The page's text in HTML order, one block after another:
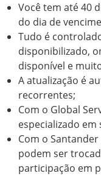
Você tem até 40
do dia de
Tudo é
disponibilizado,
disponível e
A atualização é
recorrentes;
Com o Global
especializado
Com o
podem ser
participação em